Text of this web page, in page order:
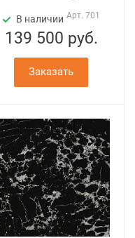
В наличии Арт. 701
139 500 руб.
Заказать